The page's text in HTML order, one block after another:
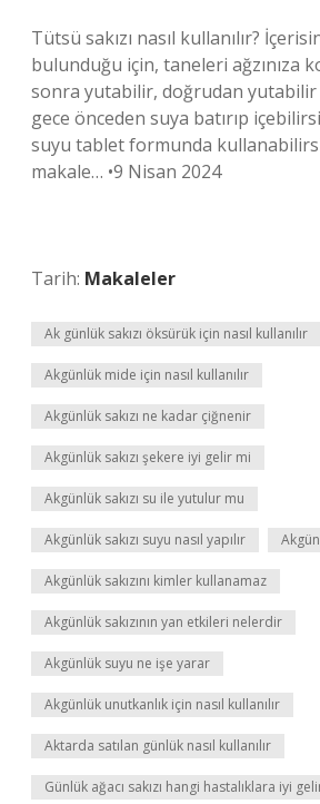
Tütsü sakızı nasıl kullanılır?
bulunduğu için, taneleri ağzınıza
sonra yutabilir, doğrudan yutabilir
gece önceden suya batırıp
suyu tablet formunda
makale… •9 Nisan 2024
Tarih: Makaleler
Ak günlük sakızı öksürük için nasıl kullanılır
Akgünlük mide için nasıl kullanılır
Akgünlük sakızı ne kadar çiğnenir
Akgünlük sakızı şekere iyi gelir mi
Akgünlük sakızı su ile yutulur mu
Akgünlük sakızı suyu nasıl yapılır
Akgünlük sakızını kimler kullanamaz
Akgünlük sakızının yan etkileri nelerdir
Akgünlük suyu ne işe yarar
Akgünlük unutkanlık için nasıl kullanılır
Aktarda satılan günlük nasıl kullanılır
Günlük ağacı sakızı hangi hastalıklara iyi